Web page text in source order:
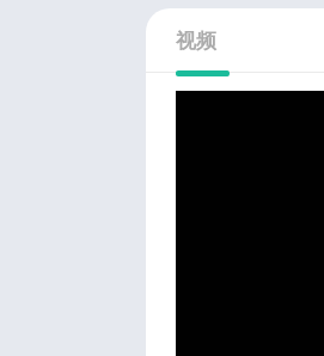
视频